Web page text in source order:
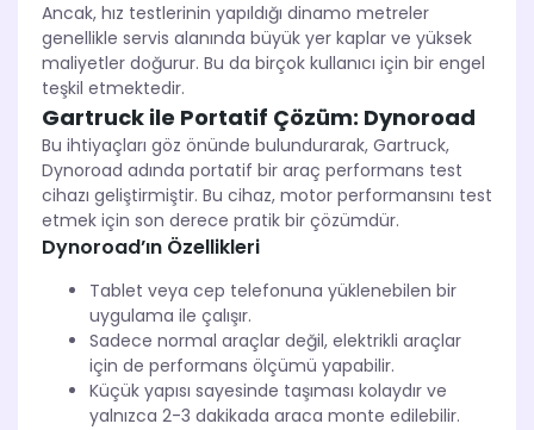
Ancak, hız testlerinin yapıldığı dinamo metreler
genellikle servis alanında büyük yer kaplar ve yüksek
maliyetler doğurur. Bu da birçok kullanıcı için bir engel
teşkil etmektedir.
Gartruck ile Portatif Çözüm: Dynoroad
Bu ihtiyaçları göz önünde bulundurarak, Gartruck,
Dynoroad adında portatif bir araç performans test
cihazı geliştirmiştir. Bu cihaz, motor performansını test
etmek için son derece pratik bir çözümdür.
Dynoroad’ın Özellikleri
Tablet veya cep telefonuna yüklenebilen bir
uygulama ile çalışır.
Sadece normal araçlar değil, elektrikli araçlar
için de performans ölçümü yapabilir.
Küçük yapısı sayesinde taşıması kolaydır ve
yalnızca 2-3 dakikada araca monte edilebilir.